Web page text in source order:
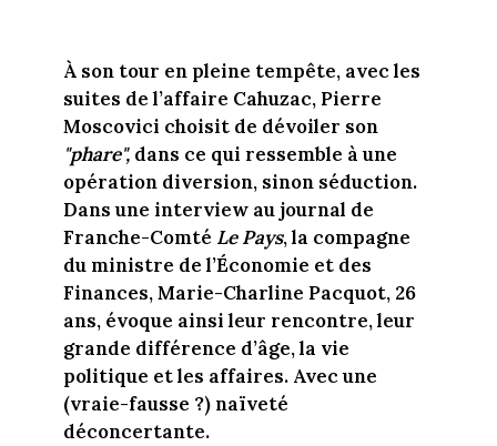
À son tour en pleine tempête, avec les
suites de l’affaire Cahuzac, Pierre
Moscovici choisit de dévoiler son
"phare", dans ce qui ressemble à une
opération diversion, sinon séduction.
Dans une interview au journal de
Franche-Comté Le Pays, la compagne
du ministre de l’Économie et des
Finances, Marie-Charline Pacquot, 26
ans, évoque ainsi leur rencontre, leur
grande différence d’âge, la vie
politique et les affaires. Avec une
(vraie-fausse ?) naïveté
déconcertante.